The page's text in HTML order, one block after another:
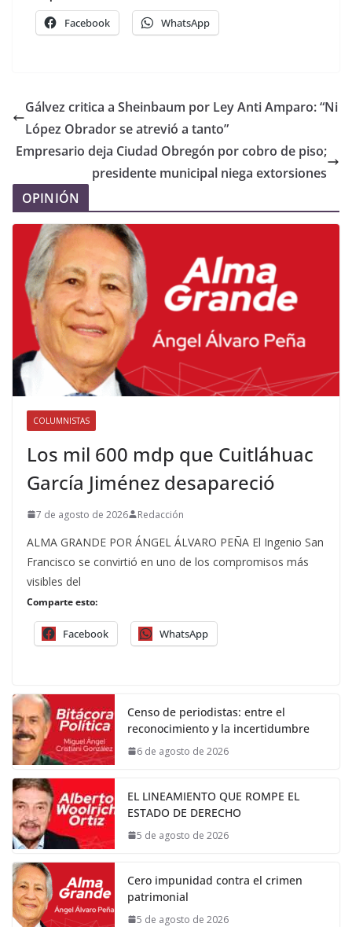
Facebook WhatsApp
Gálvez critica a Sheinbaum por Ley Anti Amparo: “Ni
López Obrador se atrevió a tanto”
Empresario deja Ciudad Obregón por cobro de piso;
presidente municipal niega extorsiones
OPINIÓN
COLUMNISTAS
Los mil 600 mdp que Cuitláhuac
García Jiménez desapareció
7 de agosto de 2026 Redacción
ALMA GRANDE POR ÁNGEL ÁLVARO PEÑA El Ingenio San
Francisco se convirtió en uno de los compromisos más
visibles del
Comparte esto:
Facebook WhatsApp
Censo de periodistas: entre el
reconocimiento y la incertidumbre
6 de agosto de 2026
EL LINEAMIENTO QUE ROMPE EL
ESTADO DE DERECHO
5 de agosto de 2026
Cero impunidad contra el crimen
patrimonial
5 de agosto de 2026